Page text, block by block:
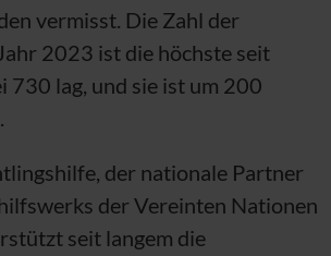
vermisst. Die Zahl der
2023 ist die höchste seit
730 lag, und sie ist um 200
der nationale Partner
der Vereinten Nationen
seit langem die